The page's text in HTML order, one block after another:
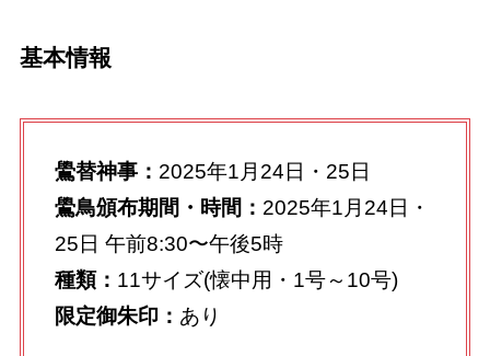
基本情報
鷽替神事： 2025年1月24日・25日
鷽鳥頒布期間・時間： 2025年1月24日・
25日 午前8:30〜午後5時
種類： 11サイズ(懐中用・1号～10号)
限定御朱印： あり